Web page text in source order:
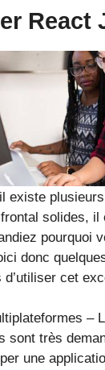
React
existe
solides, il
pourquoi
donc
cet
–
sont très
une